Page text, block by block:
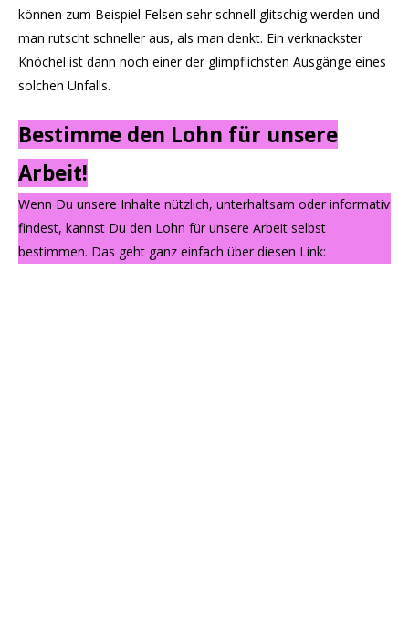
können zum Beispiel Felsen sehr schnell glitschig werden und
man rutscht schneller aus, als man denkt. Ein verknackster
Knöchel ist dann noch einer der glimpflichsten Ausgänge eines
solchen Unfalls.
Bestimme den Lohn für unsere
Arbeit!
Wenn Du unsere Inhalte nützlich, unterhaltsam oder informativ
findest, kannst Du den Lohn für unsere Arbeit selbst
bestimmen. Das geht ganz einfach über diesen Link: